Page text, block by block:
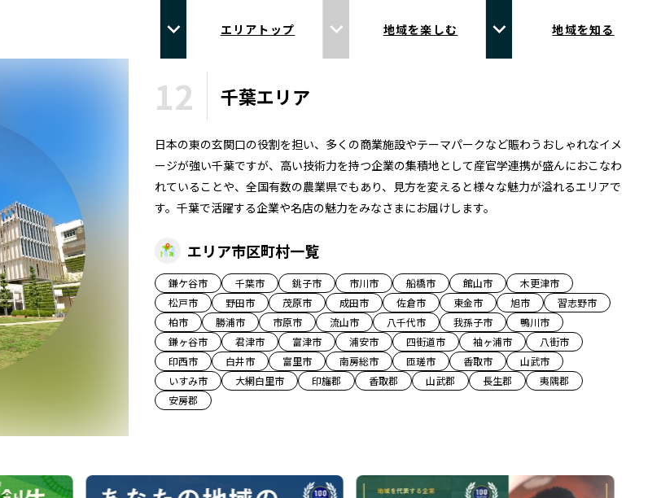
エリアトップ 地域を楽しむ 地域を知る
12 千葉エリア
日本の東の玄関口の役割を担い、多くの商業施設やテーマパークなど賑わうおしゃれなイメ
ージが強い千葉ですが、高い技術力を持つ企業の集積地として産官学連携が盛んにおこなわ
れていることや、全国有数の農業県でもあり、見方を変えると様々な魅力が溢れるエリアで
す。千葉で活躍する企業や名店の魅力をみなさまにお届けします。
エリア市区町村一覧
鎌ケ谷市 千葉市 銚子市 市川市 船橋市 館山市
木更津市
松戸市
野田市 茂原市 成田市 佐倉市 東金市 旭市
習志野市
柏市
勝浦市 市原市 流山市 八千代市 我孫子市
鴨川市
鎌ヶ谷市
君津市 富津市 浦安市 四街道市 袖ヶ浦市
八街市
印西市
白井市 富里市 南房総市 匝瑳市 香取市
山武市
いすみ市
大網白里市 印旛郡 香取郡 山武郡 長生郡
夷隅郡
安房郡